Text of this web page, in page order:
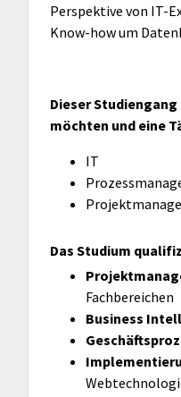
Perspektive von IT-
Know-how um
Dieser
möchten und eine
IT
Das Studium
Fachbereichen
Business